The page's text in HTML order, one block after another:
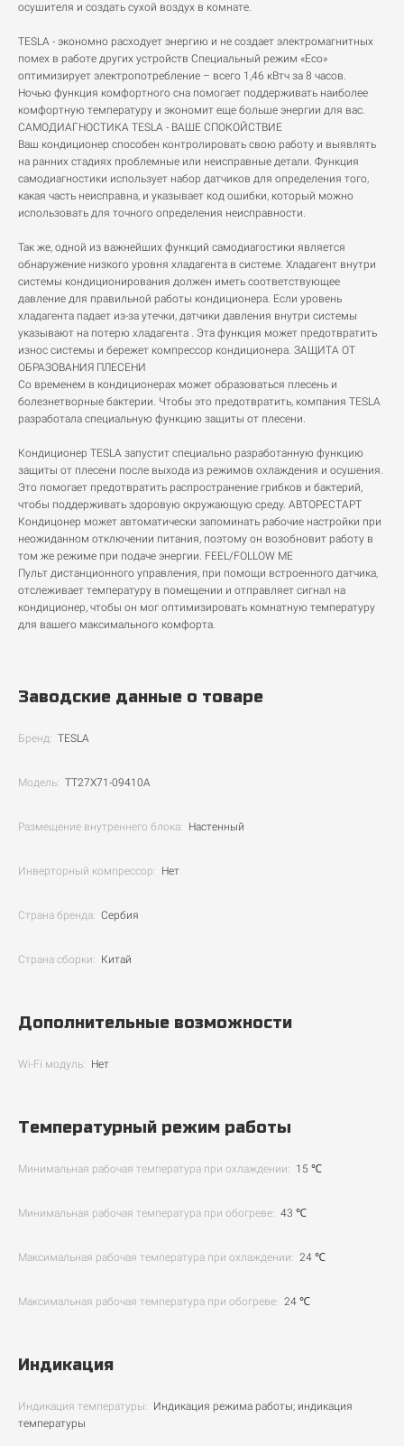
осушителя и создать сухой воздух в комнате.
TESLA - экономно расходует энергию и не создает электромагнитных
помех в работе других устройств Специальный режим «Eco»
оптимизирует электропотребление – всего 1,46 кВтч за 8 часов.
Ночью функция комфортного сна помогает поддерживать наиболее
комфортную температуру и экономит еще больше энергии для вас.
САМОДИАГНОСТИКА TESLA - ВАШЕ СПОКОЙСТВИЕ
Ваш кондиционер способен контролировать свою работу и выявлять
на ранних стадиях проблемные или неисправные детали. Функция
самодиагностики использует набор датчиков для определения того,
какая часть неисправна, и указывает код ошибки, который можно
использовать для точного определения неисправности.
Так же, одной из важнейших функций самодиагостики является
обнаружение низкого уровня хладагента в системе. Хладагент внутри
системы кондиционирования должен иметь соответствующее
давление для правильной работы кондиционера. Если уровень
хладагента падает из-за утечки, датчики давления внутри системы
указывают на потерю хладагента . Эта функция может предотвратить
износ системы и бережет компрессор кондиционера. ЗАЩИТА ОТ
ОБРАЗОВАНИЯ ПЛЕСЕНИ
Со временем в кондиционерах может образоваться плесень и
болезнетворные бактерии. Чтобы это предотвратить, компания TESLA
разработала специальную функцию защиты от плесени.
Кондиционер TESLA запустит специально разработанную функцию
защиты от плесени после выхода из режимов охлаждения и осушения.
Это помогает предотвратить распространение грибков и бактерий,
чтобы поддерживать здоровую окружающую среду. АВТОРЕСТАРТ
Кондицонер может автоматически запоминать рабочие настройки при
неожиданном отключении питания, поэтому он возобновит работу в
том же режиме при подаче энергии. FEEL/FOLLOW ME
Пульт дистанционного управления, при помощи встроенного датчика,
отслеживает температуру в помещении и отправляет сигнал на
кондиционер, чтобы он мог оптимизировать комнатную температуру
для вашего максимального комфорта.
Заводские данные о товаре
Бренд: TESLA
Модель: TT27X71-09410A
Размещение внутреннего блока: Настенный
Инверторный компрессор: Нет
Страна бренда: Cербия
Страна сборки: Китай
Дополнительные возможности
Wi-Fi модуль: Нет
Температурный режим работы
Минимальная рабочая температура при охлаждении: 15 ℃
Минимальная рабочая температура при обогреве: 43 ℃
Максимальная рабочая температура при охлаждении: 24 ℃
Максимальная рабочая температура при обогреве: 24 ℃
Индикация
Индикация температуры: Индикация режима работы; индикация
температуры